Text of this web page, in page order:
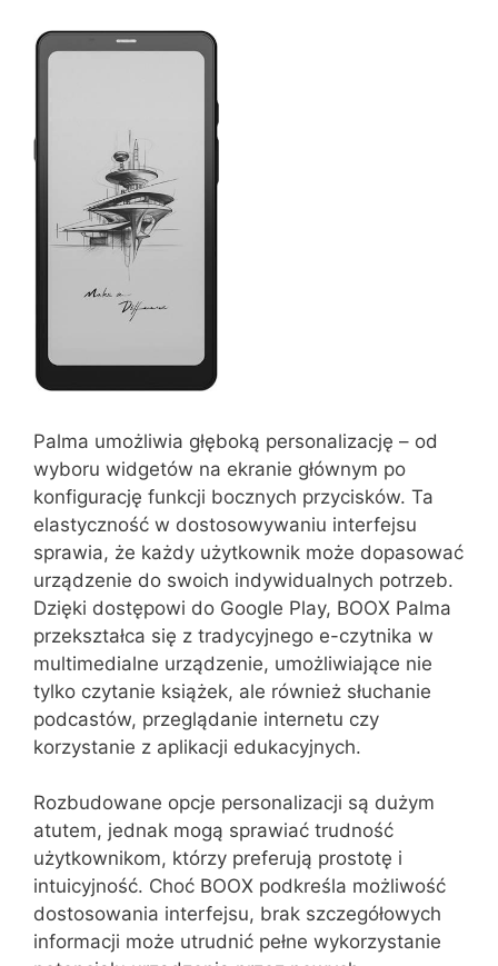
Palma umożliwia głęboką personalizację – od
wyboru widgetów na ekranie głównym po
konfigurację funkcji bocznych przycisków. Ta
elastyczność w dostosowywaniu interfejsu
sprawia, że każdy użytkownik może dopasować
urządzenie do swoich indywidualnych potrzeb.
Dzięki dostępowi do Google Play, BOOX Palma
przekształca się z tradycyjnego e-czytnika w
multimedialne urządzenie, umożliwiające nie
tylko czytanie książek, ale również słuchanie
podcastów, przeglądanie internetu czy
korzystanie z aplikacji edukacyjnych.
Rozbudowane opcje personalizacji są dużym
atutem, jednak mogą sprawiać trudność
użytkownikom, którzy preferują prostotę i
intuicyjność. Choć BOOX podkreśla możliwość
dostosowania interfejsu, brak szczegółowych
informacji może utrudnić pełne wykorzystanie